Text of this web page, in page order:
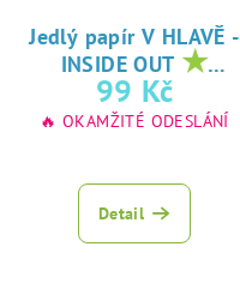
Jedlý papír V HLAVĚ -
INSIDE OUT ★
oblíbený tisk na
jedlý papír
99 Kč
🔥 OKAMŽITÉ ODESLÁNÍ
Detail